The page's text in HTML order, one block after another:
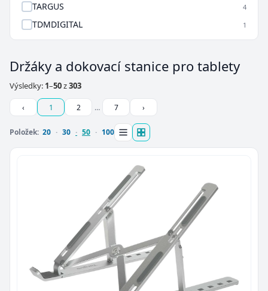
TARGUS 4
TDMDIGITAL 1
Držáky a dokovací stanice pro tablety
Výsledky: 1–50z303
‹ 1 2 … 7 ›
Položek: 20 30 50 100